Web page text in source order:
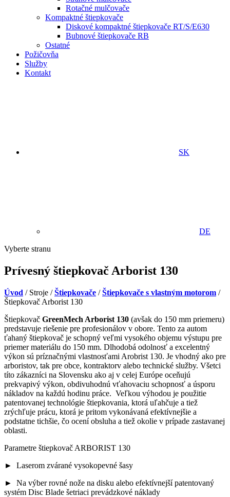
Rotačné mulčovače
Kompaktné štiepkovače
Diskové kompaktné štiepkovače RT/S/E630
Bubnové štiepkovače RB
Ostatné
Požičovňa
Služby
Kontakt
SK
DE
Vyberte stranu
Prívesný štiepkovač Arborist 130
Úvod / Stroje /Štiepkovače /Štiepkovače s vlastným motorom /
Štiepkovač Arborist 130
Štiepkovač GreenMech Arborist 130 (avšak do 150 mm priemeru)
predstavuje riešenie pre profesionálov v obore. Tento za autom
ťahaný štiepkovač je schopný veľmi vysokého objemu výstupu pre
priemer materiálu do 150 mm. Dlhodobá odolnosť a excelentný
výkon sú príznačnými vlastnosťami Arobrist 130. Je vhodný ako pre
arboristov, tak pre obce, kontraktorv alebo technické služby. Všetci
títo zákazníci na Slovensku ako aj v celej Európe oceňujú
prekvapivý výkon, obdivuhodnú vťahovaciu schopnosť a úsporu
nákladov na každú hodinu práce. Veľkou výhodou je použitie
patentovanej technológie štiepkovania, ktorá uľahčuje a tiež
zrýchľuje prácu, ktorá je pritom vykonávaná efektívnejšie a
podstatne tichšie, čo ocení obsluha a tiež okolie v prípade zastavanej
oblasti.
Parametre štiepkovač ARBORIST 130
► Laserom zvárané vysokopevné šasy
► Na výber rovné nože na disku alebo efektívnejší patentovaný
systém Disc Blade šetriaci prevádzkové náklady